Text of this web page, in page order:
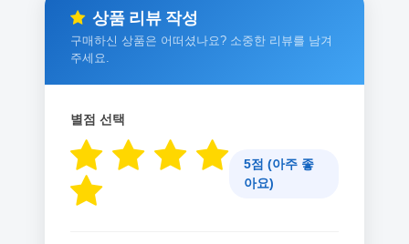
상품 리뷰 작성
구매하신 상품은 어떠셨나요? 소중한 리뷰를 남겨
주세요.
별점 선택
5점 (아주 좋
아요)